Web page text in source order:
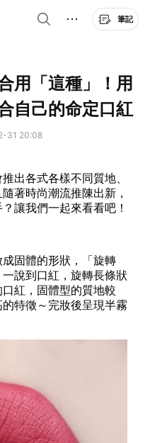
筆記
用「這種」！用
自己的命定口紅
31 20:08
出各式各樣不同質地、
著時尚潮流推陳出新，
讓我們一起來看看吧！
固體的形狀，「旋轉
說到口紅，旋轉長條狀
紅，固體型的質地較
特徵～完妝後呈現半霧